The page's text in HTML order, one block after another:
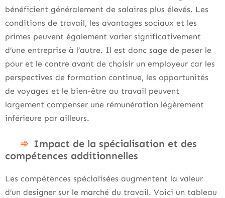
bénéficient généralement de salaires plus élevés. Les
conditions de travail, les avantages sociaux et les
primes peuvent également varier significativement
d’une entreprise à l’autre. Il est donc sage de peser le
pour et le contre avant de choisir un employeur car les
perspectives de formation continue, les opportunités
de voyages et le bien-être au travail peuvent
largement compenser une rémunération légèrement
inférieure par ailleurs.
Impact de la spécialisation et des
compétences additionnelles
Les compétences spécialisées augmentent la valeur
d’un designer sur le marché du travail. Voici un tableau